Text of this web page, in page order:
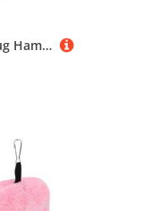
Fdit Vogelleiter Spielzeug Hamster Treppen Holz Flexible Hängebrücke Kletterschaukel für Papagei Wellensittich Sittich Nymphensittich African Grey Hamster Eichhörnchen